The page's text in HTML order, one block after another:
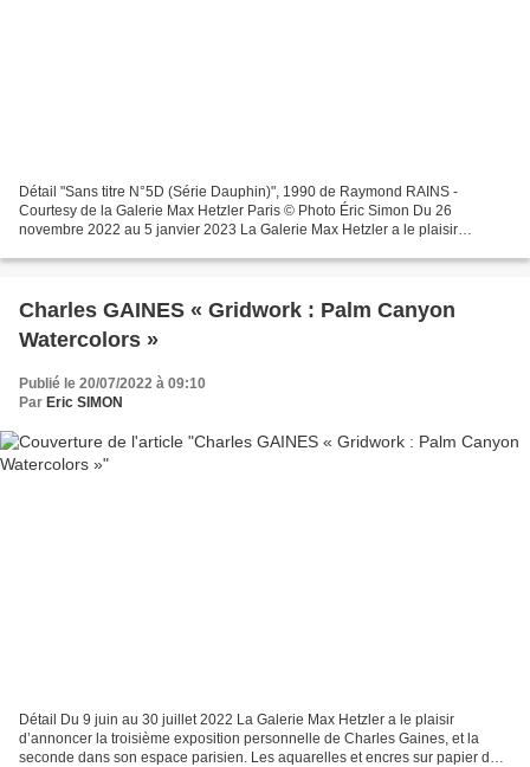
Détail "Sans titre N°5D (Série Dauphin)", 1990 de Raymond RAINS -
Courtesy de la Galerie Max Hetzler Paris © Photo Éric Simon Du 26
novembre 2022 au 5 janvier 2023 La Galerie Max Hetzler a le plaisir
Charles GAINES « Gridwork : Palm Canyon
Watercolors »
Publié le 20/07/2022 à 09:10
Par Eric SIMON
Détail Du 9 juin au 30 juillet 2022 La Galerie Max Hetzler a le plaisir
d’annoncer la troisième exposition personnelle de Charles Gaines, et la
seconde dans son espace parisien. Les aquarelles et encres sur papier de